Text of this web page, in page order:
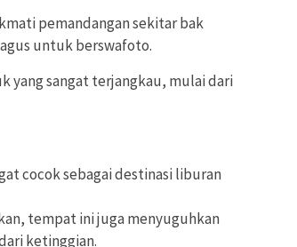
pemandangan sekitar bak
untuk berswafoto.
yang sangat terjangkau, mulai dari
cocok sebagai destinasi liburan
tempat ini juga menyuguhkan
ketinggian.